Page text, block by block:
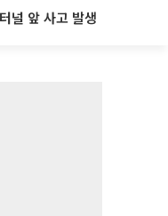
널 앞 사고 발생